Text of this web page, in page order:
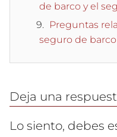
de barco y el
Preguntas
seguro de barco
Deja una
Lo siento, debes